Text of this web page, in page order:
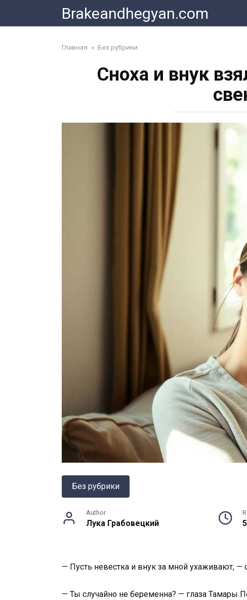
content
Brakeandhegyan.com
Главная » Без рубрики
Сноха и внук
Без рубрики
Author
Лука Грабовецкий
— Пусть невестка и внук за мной ухаживают, —
— Ты случайно не беременна? — глаза Тамары